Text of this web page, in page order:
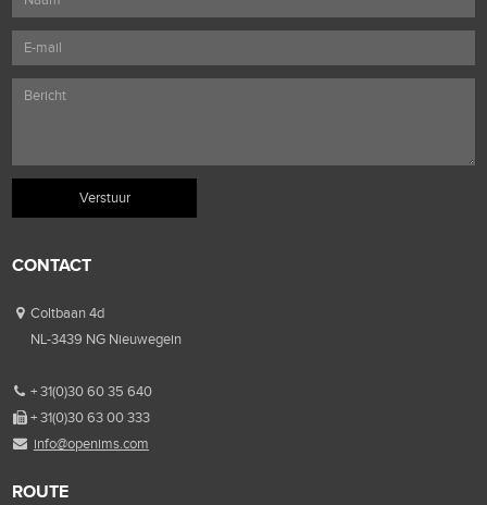
CONTACT
Coltbaan 4d
NL-3439 NG Nieuwegein
+ 31(0)30 60 35 640
+ 31(0)30 63 00 333
info@openims.com
ROUTE